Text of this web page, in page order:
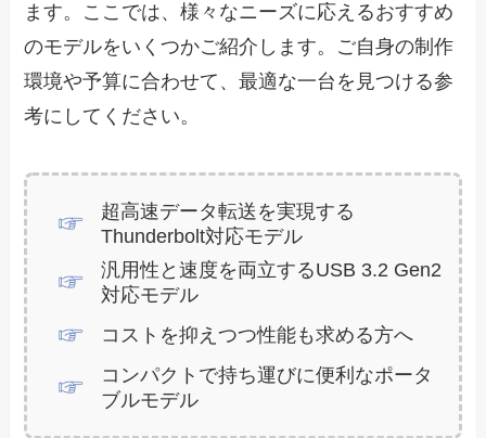
ます。ここでは、様々なニーズに応えるおすすめ
のモデルをいくつかご紹介します。ご自身の制作
環境や予算に合わせて、最適な一台を見つける参
考にしてください。
超高速データ転送を実現する
Thunderbolt対応モデル
汎用性と速度を両立するUSB 3.2 Gen2
対応モデル
コストを抑えつつ性能も求める方へ
コンパクトで持ち運びに便利なポータ
ブルモデル